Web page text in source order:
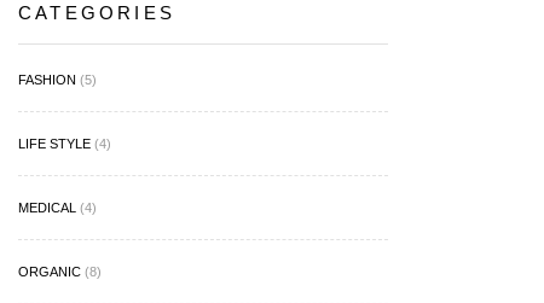
CATEGORIES
FASHION (5)
LIFE STYLE (4)
MEDICAL (4)
ORGANIC (8)